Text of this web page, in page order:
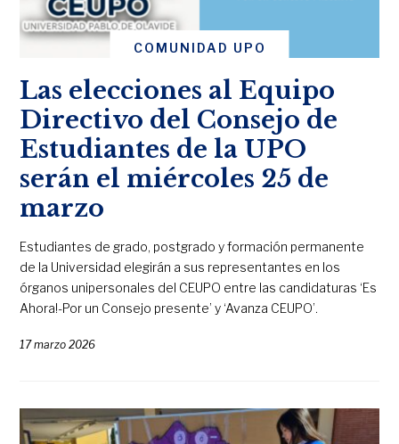
COMUNIDAD UPO
Las elecciones al Equipo
Directivo del Consejo de
Estudiantes de la UPO
serán el miércoles 25 de
marzo
Estudiantes de grado, postgrado y formación permanente
de la Universidad elegirán a sus representantes en los
órganos unipersonales del CEUPO entre las candidaturas ‘Es
Ahora!-Por un Consejo presente’ y ‘Avanza CEUPO’.
17 marzo 2026